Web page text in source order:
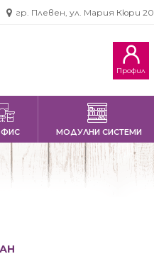
гр. Плевен, ул. Мария Кюри 20
Профил
МОДУЛНИ СИСТЕМИ